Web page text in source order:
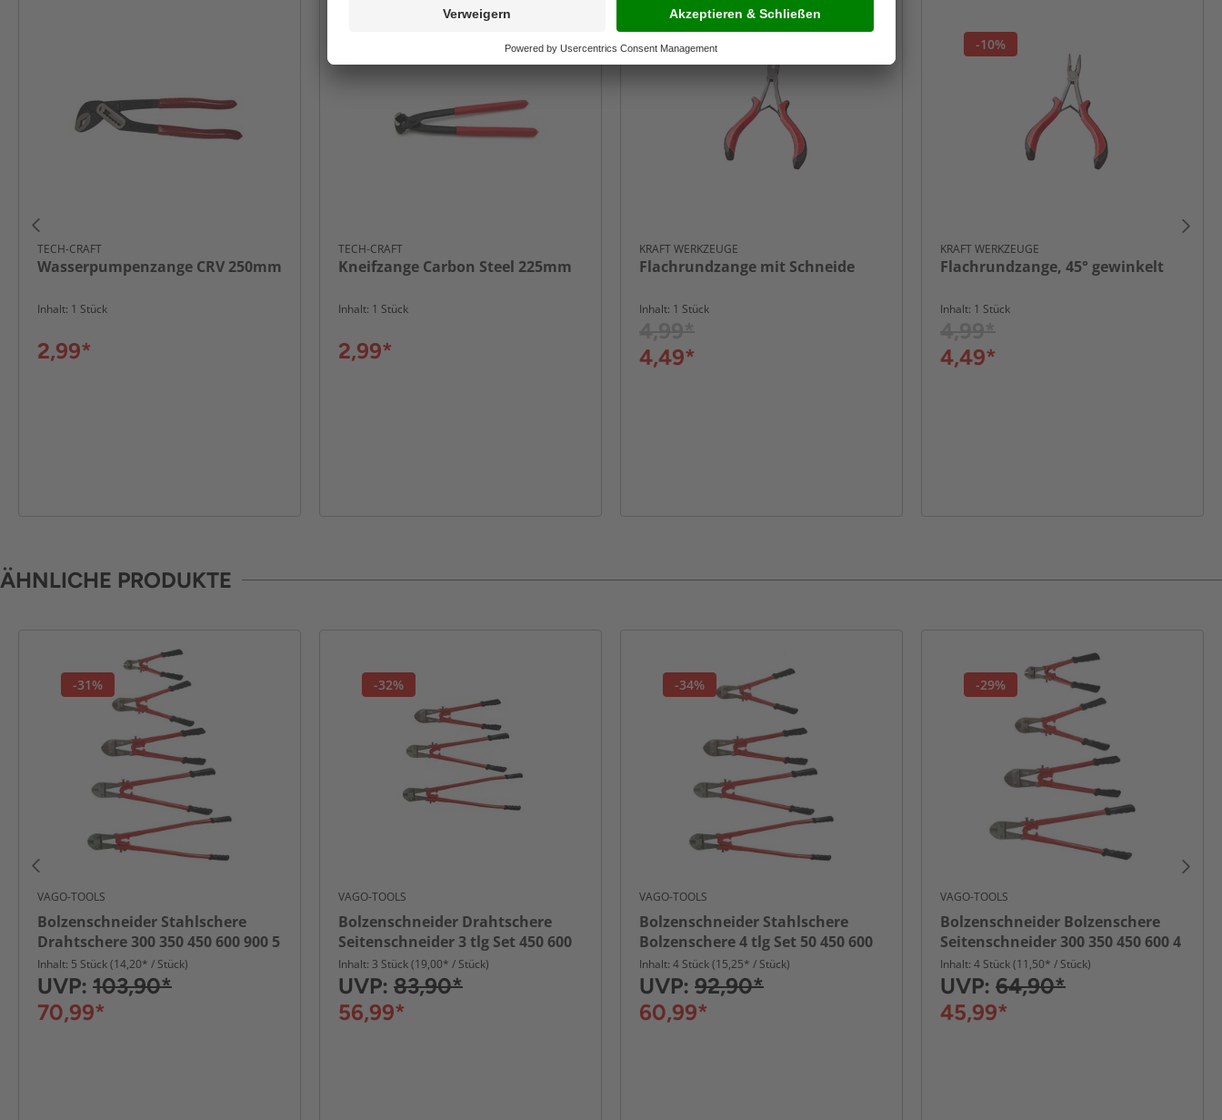
TECH-CRAFT
Wasserpumpenzange CRV 250mm
Inhalt: 1 Stück
2,99*
TECH-CRAFT
Kneifzange Carbon Steel 225mm
Inhalt: 1 Stück
2,99*
-10%
KRAFT WERKZEUGE
Flachrundzange mit Schneide
Inhalt: 1 Stück
4,49*
-10%
KRAFT WERKZEUGE
Flachrundzange, 45° gewinkelt
Inhalt: 1 Stück
4,49*
ÄHNLICHE PRODUKTE
-31%
VAGO-TOOLS
Bolzenschneider Stahlschere
Drahtschere 300 350 450 600 900 5
tlg Set
Inhalt: 5 Stück (14,20* / Stück)
UVP: 103,90*
70,99*
-32%
VAGO-TOOLS
Bolzenschneider Drahtschere
Seitenschneider 3 tlg Set 450 600
900 mm
Inhalt: 3 Stück (19,00* / Stück)
UVP: 83,90*
56,99*
-34%
VAGO-TOOLS
Bolzenschneider Stahlschere
Bolzenschere 4 tlg Set 50 450 600
900 mm
Inhalt: 4 Stück (15,25* / Stück)
UVP: 92,90*
60,99*
-29%
VAGO-TOOLS
Bolzenschneider Bolzenschere
Seitenschneider 300 350 450 600 4
tlg Set
Inhalt: 4 Stück (11,50* / Stück)
UVP: 64,90*
45,99*